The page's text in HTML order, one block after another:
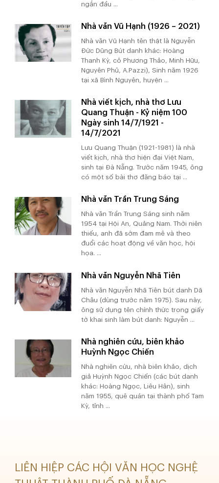
ngắn đầu ...
Nhà văn Vũ Hạnh (1926 – 2021)
Nhà văn Vũ Hạnh tên thật là Nguyễn
Đức Dũng Bút danh khác: Hoàng
Thanh Kỳ, cô Phương Thảo, Minh Hữu,
Nguyên Phủ, A.Pazzi), Sinh năm 1926
tại xã Bình Nguyên, huyện ...
Nhà viết kịch, nhà thơ Lưu
Quang Thuận - Kỷ niệm 100
Ngày sinh 14/7/1921 -
14/7/2021
Lưu Quang Thuận (1921-1981) là nhà
viết kịch, nhà thơ hiện đại Việt Nam,
sinh tại Đà Nẵng. Trước năm 1945, ông
có một số bài thơ đăng báo tại ...
Nhà văn Trần Trung Sáng
Nhà văn Trần Trung Sáng sinh năm
1954 tại Hội An, Quảng Nam. Thời niên
thiếu, anh đã sớm đam mê và theo
đuổi các hoạt động về văn học, hội
họa. ...
Nhà văn Nguyễn Nhã Tiên
Nhà văn Nguyễn Nhã Tiên bút danh Dã
Châu (dùng trước năm 1975). Sau này,
ông sử dụng tên chính thức trong giấy
tờ khai sinh làm bút danh: Nguyễn ...
Nhà nghiên cứu, biên khảo
Huỳnh Ngọc Chiến
Nhà nghiên cứu, nhà biên khảo, dịch
giả Huỳnh Ngọc Chiến (các bút danh
khác: Hoàng Ngọc, Liêu Hân), sinh
năm 1955, quê quán tại thành phố Tam
Kỳ, tỉnh ...
LIÊN HIỆP CÁC HỘI VĂN HỌC NGHỆ